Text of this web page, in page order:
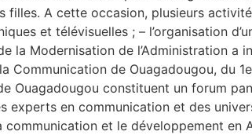
filles. A cette occasion, plusieurs
et télévisuelles ; – l’organisation
la Modernisation de l’Administration a
Communication de Ouagadougou, du
Ouagadougou constituent un forum
experts en communication et des
et le développement en